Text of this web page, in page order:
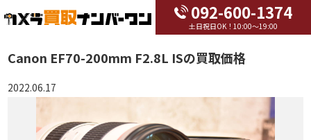
092-600-1374
土日祝日OK！10:00～19:00
Canon EF70-200mm F2.8L ISの買取価格
2022.06.17